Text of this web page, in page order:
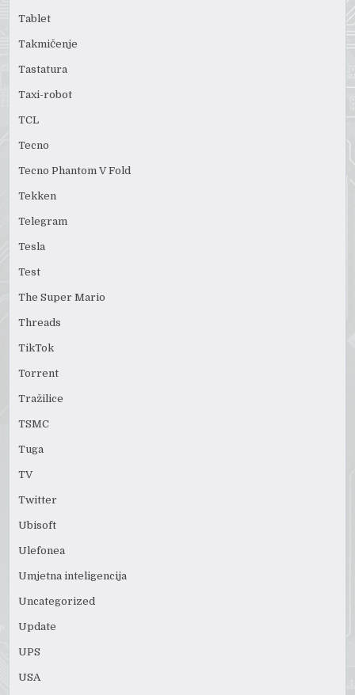
Tablet
Takmičenje
Tastatura
Taxi-robot
TCL
Tecno
Tecno Phantom V Fold
Tekken
Telegram
Tesla
Test
The Super Mario
Threads
TikTok
Torrent
Tražilice
TSMC
Tuga
TV
Twitter
Ubisoft
Ulefonea
Umjetna inteligencija
Uncategorized
Update
UPS
USA